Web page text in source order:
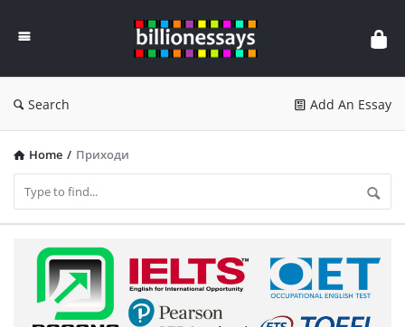
Essays
Search Add An Essay
Home / Приходи